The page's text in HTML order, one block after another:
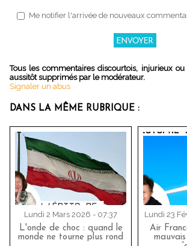
Me notifier l'arrivée de nouveaux
Tous les commentaires discourtois, injurieux
aussitôt supprimés par le modérateur.
Signaler un abus
DANS LA MÊME RUBRIQUE :
Lundi 2 Mars 2026 - 07:37
L'onde de choc : quand le
monde ne tourne plus rond
Lundi 23
Air